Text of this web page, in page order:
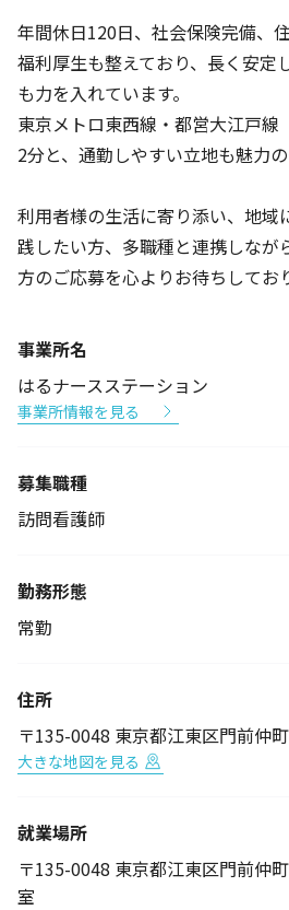
年間休日120日、社会保険完備、
福利厚生も整えており、長く安定
も力を入れています。
東京メトロ東西線・都営大江戸線
2分と、通勤しやすい立地も魅力の
利用者様の生活に寄り添い、地域
践したい方、多職種と連携しなが
方のご応募を心よりお待ちしてお
事業所名
はるナースステーション
事業所情報を見る
募集職種
訪問看護師
勤務形態
常勤
住所
〒135-0048 東京都江東区門前仲
大きな地図を見る
就業場所
〒135-0048 東京都江東区門前仲
室